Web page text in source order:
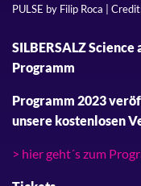
PULSE by Filip Roca |
SILBERSALZ
Programm
Programm 2023
unsere kostenlosen
> hier geht´s zum